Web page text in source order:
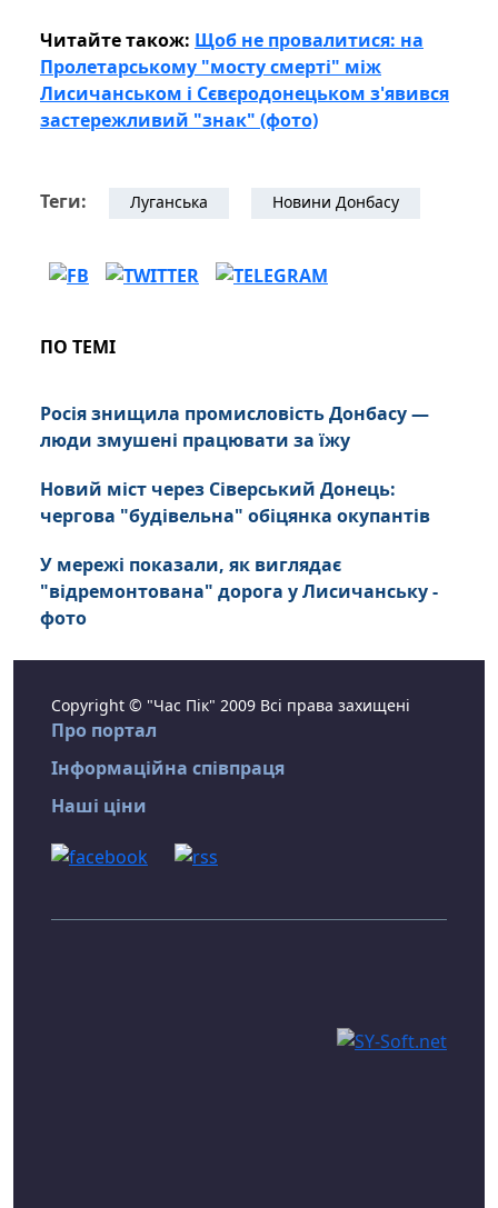
Читайте також: Щоб не провалитися: на
Пролетарському "мосту смерті" між
Лисичанськом і Сєвєродонецьком з'явився
застережливий "знак" (фото)
Теги: Луганська Новини Донбасу
ПО ТЕМІ
Росія знищила промисловість Донбасу —
люди змушені працювати за їжу
Новий міст через Сіверський Донець:
чергова "будівельна" обіцянка окупантів
У мережі показали, як виглядає
"відремонтована" дорога у Лисичанську -
фото
Copyright © "Час Пік" 2009 Всі права захищені
Про портал
Інформаційна співпраця
Наші ціни